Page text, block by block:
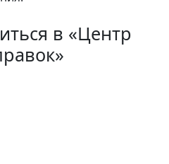
в «Центр